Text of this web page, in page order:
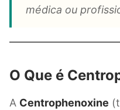
médica ou
O Que é
A Centrophenoxine